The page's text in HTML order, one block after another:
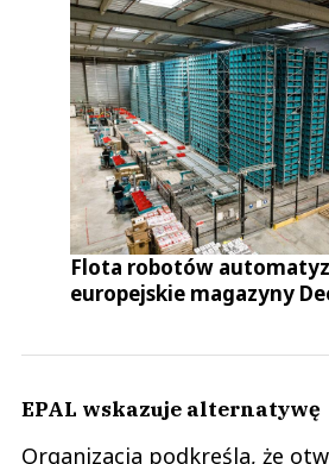
Flota robotów
europejskie magazyny
EPAL wskazuje alternatywę
Organizacja podkreśla, że